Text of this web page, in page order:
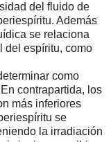
del fluido de
Además
se relaciona
del espíritu, como
como
contrapartida, los
más inferiores
se
la irradiación